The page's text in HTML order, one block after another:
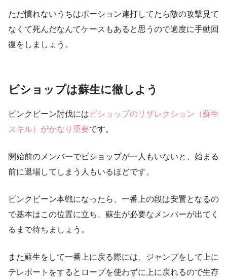
ただ慣れないうちはポーション連打してたら敵の攻撃見て
なくて死んだなんてケースもあると思うので適度に手動回
復をしましょう。
ビショップは蘇生に徹しよう
ピンクビーン討伐には ビショップのリザレクション（蘇生
スキル）がかなり重要です。
開始前のメンバーでビショップが一人もいないと、始まる
前に退場してしまう人もいるほどです。
ピンクビーン本戦になったら、一番上の段は安置となるの
で基本はこの位置に立ち、蘇生が必要なメンバーが出てく
るまで待ちましょう。
また蘇生をして一番上に戻る際には、ジャンプをして上に
テレポートをするとロープを使わずに上に戻れるので生存